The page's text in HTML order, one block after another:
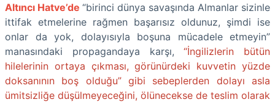
Altıncı Hatve’de “birinci dünya savaşında Almanlar sizinle
ittifak etmelerine rağmen başarısız oldunuz, şimdi ise
onlar da yok, dolayısıyla boşuna mücadele etmeyin”
manasındaki propagandaya karşı,“İngilizlerin bütün
hilelerinin ortaya çıkması, görünürdeki kuvvetin yüzde
doksanının boş olduğu” gibi sebeplerden dolayı asla
ümitsizliğe düşülmeyeceğini, ölünecekse de teslim olarak